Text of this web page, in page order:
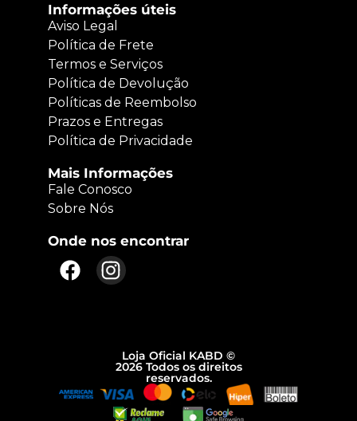
Informações úteis
Aviso Legal
Política de Frete
Termos e Serviços
Política de Devolução
Políticas de Reembolso
Prazos e Entregas
Política de Privacidade
Mais Informações
Fale Conosco
Sobre Nós
Onde nos encontrar
Loja Oficial KABD ©
2026 Todos os direitos
reservados.